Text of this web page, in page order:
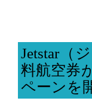
Jetstar（
料航空券
ペーンを